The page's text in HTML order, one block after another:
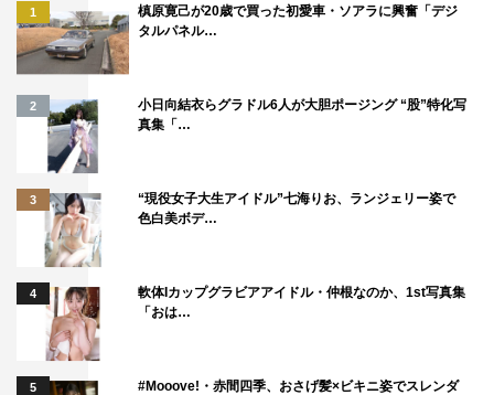
1
槙原寛己が20歳で買った初愛車・ソアラに興奮「デジ
タルパネル…
2
小日向結衣らグラドル6人が大胆ポージング “股”特化写
真集「…
3
“現役女子大生アイドル”七海りお、ランジェリー姿で
色白美ボデ…
4
軟体Iカップグラビアアイドル・仲根なのか、1st写真集
「おは…
5
#Mooove!・赤間四季、おさげ髪×ビキニ姿でスレンダ